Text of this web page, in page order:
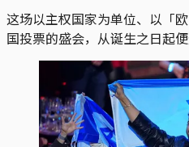
这场以主权国家为单位、以「
国投票的盛会，从诞生之日起便